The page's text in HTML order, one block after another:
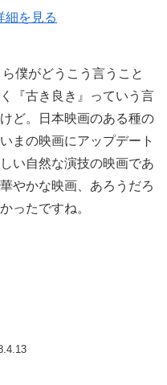
細を見る
僕がどうこう言うこと
『古き良き』っていう言
ど。日本映画のある種の
まの映画にアップデート
い自然な演技の映画であ
やかな映画、あろうだろ
ったですね。